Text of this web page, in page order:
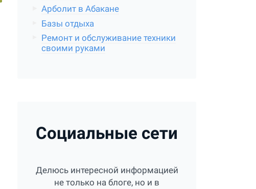
Арболит в Абакане
Базы отдыха
Ремонт и обслуживание техники
своими руками
Социальные сети
Делюсь интересной информацией
не только на блоге, но и в